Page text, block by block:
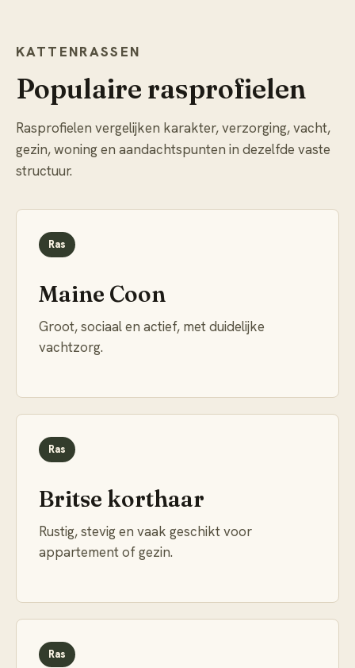
KATTENRASSEN
Populaire rasprofielen
Rasprofielen vergelijken karakter, verzorging, vacht,
gezin, woning en aandachtspunten in dezelfde vaste
structuur.
Ras
Maine Coon
Groot, sociaal en actief, met duidelijke
vachtzorg.
Ras
Britse korthaar
Rustig, stevig en vaak geschikt voor
appartement of gezin.
Ras